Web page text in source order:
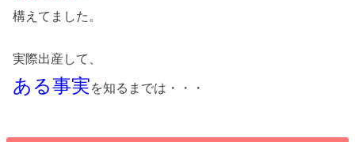
構えてました。
実際出産して、
ある事実を知るまでは・・・